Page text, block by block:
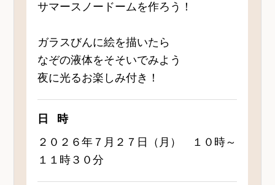
サマースノードームを作ろう！
ガラスびんに絵を描いたら
なぞの液体をそそいでみよう
夜に光るお楽しみ付き！
日時
２０２６年７月２７日（月） １０時～
１１時３０分